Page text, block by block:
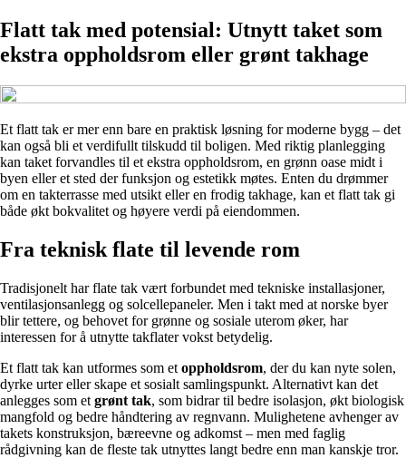
Flatt tak med potensial: Utnytt taket som
ekstra oppholdsrom eller grønt takhage
Et flatt tak er mer enn bare en praktisk løsning for moderne bygg – det
kan også bli et verdifullt tilskudd til boligen. Med riktig planlegging
kan taket forvandles til et ekstra oppholdsrom, en grønn oase midt i
byen eller et sted der funksjon og estetikk møtes. Enten du drømmer
om en takterrasse med utsikt eller en frodig takhage, kan et flatt tak gi
både økt bokvalitet og høyere verdi på eiendommen.
Fra teknisk flate til levende rom
Tradisjonelt har flate tak vært forbundet med tekniske installasjoner,
ventilasjonsanlegg og solcellepaneler. Men i takt med at norske byer
blir tettere, og behovet for grønne og sosiale uterom øker, har
interessen for å utnytte takflater vokst betydelig.
Et flatt tak kan utformes som et oppholdsrom, der du kan nyte solen,
dyrke urter eller skape et sosialt samlingspunkt. Alternativt kan det
anlegges som et grønt tak, som bidrar til bedre isolasjon, økt biologisk
mangfold og bedre håndtering av regnvann. Mulighetene avhenger av
takets konstruksjon, bæreevne og adkomst – men med faglig
rådgivning kan de fleste tak utnyttes langt bedre enn man kanskje tror.